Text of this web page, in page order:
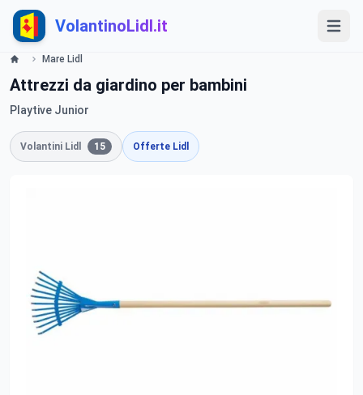
VolantinoLidl.it
Mare Lidl
Attrezzi da giardino per bambini
Playtive Junior
Volantini Lidl 15 Offerte Lidl